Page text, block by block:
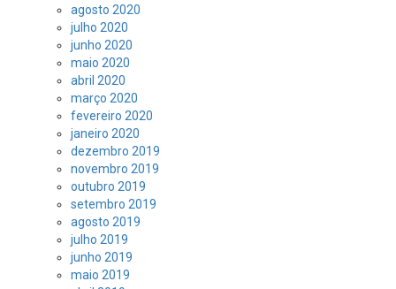
agosto 2020
julho 2020
junho 2020
maio 2020
abril 2020
março 2020
fevereiro 2020
janeiro 2020
dezembro 2019
novembro 2019
outubro 2019
setembro 2019
agosto 2019
julho 2019
junho 2019
maio 2019